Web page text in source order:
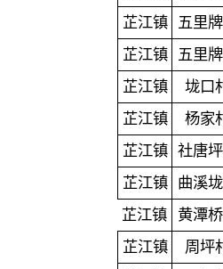
芷江镇
五里
芷江镇
五里
芷江镇
垅口
芷江镇
杨家
芷江镇
社唐
芷江镇
曲溪
芷江镇
黄潭
芷江镇
周坪